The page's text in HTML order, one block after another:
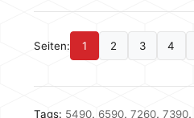
Seiten: 1 2 3 4
Tags: 5490, 6590, 7260, 7390,